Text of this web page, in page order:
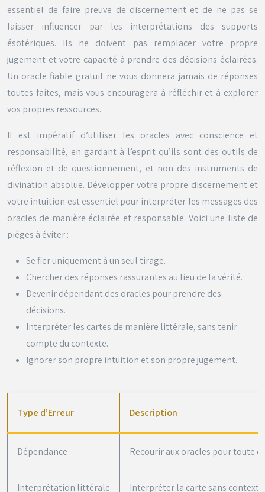
essentiel de faire preuve de discernement et de ne pas se
laisser influencer par les interprétations des supports
ésotériques. Ils ne doivent pas remplacer votre propre
jugement et votre capacité à prendre des décisions éclairées.
Un oracle fiable gratuit ne vous donnera jamais de réponses
toutes faites, mais vous encouragera à réfléchir et à explorer
vos propres ressources.
Il est impératif d’utiliser les oracles avec conscience et
responsabilité, en gardant à l’esprit qu’ils sont des outils de
réflexion et de questionnement, et non des instruments de
divination absolue. Développer votre propre discernement et
votre intuition est essentiel pour interpréter les messages des
oracles de manière éclairée et responsable. Voici une liste de
pièges à éviter :
Se fier uniquement à un seul tirage.
Chercher des réponses rassurantes au lieu de la vérité.
Devenir dépendant des oracles pour prendre des
décisions.
Interpréter les cartes de manière littérale, sans tenir
compte du contexte.
Ignorer son propre intuition et son propre jugement.
Type d’Erreur Description
Dépendance Recourir aux oracles pour toute
Interprétation littérale Interpréter la carte sans contexte